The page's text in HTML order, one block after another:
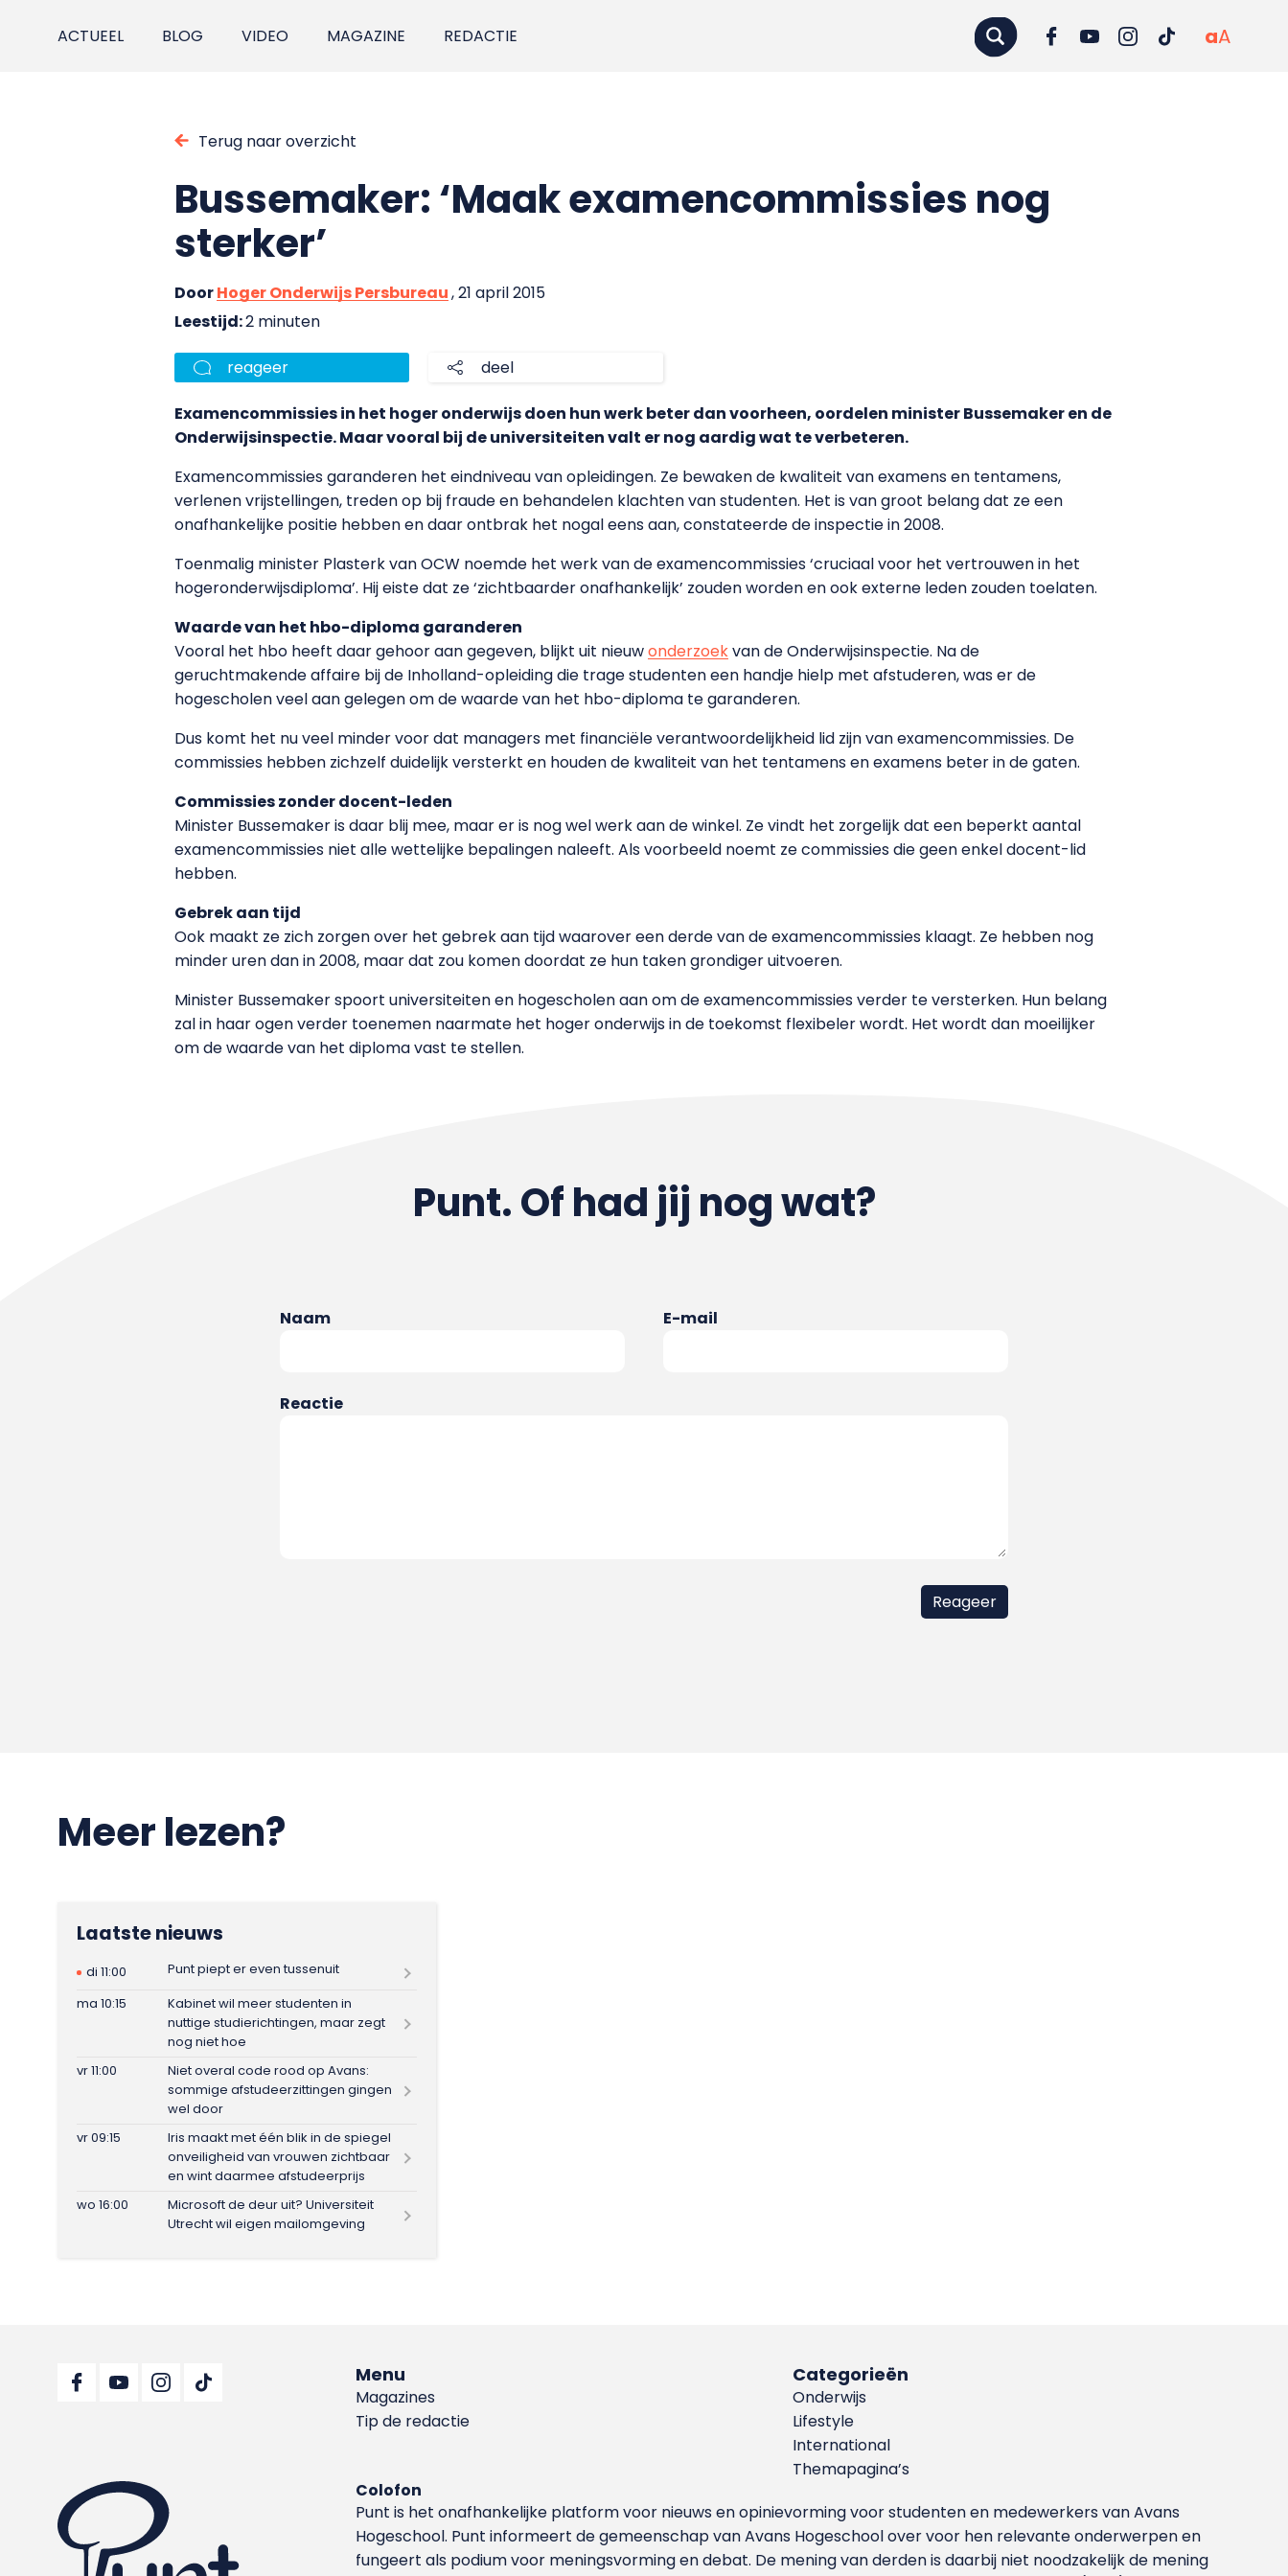
ACTUEEL BLOG VIDEO MAGAZINE REDACTIE aA
Terug naar overzicht
Bussemaker: ‘Maak examencommissies nog
sterker’
DoorHoger Onderwijs Persbureau, 21 april 2015
Leestijd:2 minuten
reageer deel
Examencommissies in het hoger onderwijs doen hun werk beter dan voorheen, oordelen minister Bussemaker en de
Onderwijsinspectie. Maar vooral bij de universiteiten valt er nog aardig wat te verbeteren.
Examencommissies garanderen het eindniveau van opleidingen. Ze bewaken de kwaliteit van examens en tentamens,
verlenen vrijstellingen, treden op bij fraude en behandelen klachten van studenten. Het is van groot belang dat ze een
onafhankelijke positie hebben en daar ontbrak het nogal eens aan, constateerde de inspectie in 2008.
Toenmalig minister Plasterk van OCW noemde het werk van de examencommissies ‘cruciaal voor het vertrouwen in het
hogeronderwijsdiploma’. Hij eiste dat ze ‘zichtbaarder onafhankelijk’ zouden worden en ook externe leden zouden toelaten.
Waarde van het hbo-diploma garanderen
Vooral het hbo heeft daar gehoor aan gegeven, blijkt uit nieuwonderzoekvan de Onderwijsinspectie. Na de
geruchtmakende affaire bij de Inholland-opleiding die trage studenten een handje hielp met afstuderen, was er de
hogescholen veel aan gelegen om de waarde van het hbo-diploma te garanderen.
Dus komt het nu veel minder voor dat managers met financiële verantwoordelijkheid lid zijn van examencommissies. De
commissies hebben zichzelf duidelijk versterkt en houden de kwaliteit van het tentamens en examens beter in de gaten.
Commissies zonder docent-leden
Minister Bussemaker is daar blij mee, maar er is nog wel werk aan de winkel. Ze vindt het zorgelijk dat een beperkt aantal
examencommissies niet alle wettelijke bepalingen naleeft. Als voorbeeld noemt ze commissies die geen enkel docent-lid
hebben.
Gebrek aan tijd
Ook maakt ze zich zorgen over het gebrek aan tijd waarover een derde van de examencommissies klaagt. Ze hebben nog
minder uren dan in 2008, maar dat zou komen doordat ze hun taken grondiger uitvoeren.
Minister Bussemaker spoort universiteiten en hogescholen aan om de examencommissies verder te versterken. Hun belang
zal in haar ogen verder toenemen naarmate het hoger onderwijs in de toekomst flexibeler wordt. Het wordt dan moeilijker
om de waarde van het diploma vast te stellen.
Punt. Of had jij nog wat?
Naam E-mail
Reactie
Meer lezen?
Laatste nieuws
di 11:00
Punt piept er even tussenuit
ma 10:15
Kabinet wil meer studenten in
nuttige studierichtingen, maar zegt
nog niet hoe
vr 11:00
Niet overal code rood op Avans:
sommige afstudeerzittingen gingen
wel door
vr 09:15
Iris maakt met één blik in de spiegel
onveiligheid van vrouwen zichtbaar
en wint daarmee afstudeerprijs
wo 16:00
Microsoft de deur uit? Universiteit
Utrecht wil eigen mailomgeving
Menu
Magazines
Tip de redactie
Categorieën
Onderwijs
Lifestyle
International
Themapagina’s
Colofon
Punt is het onafhankelijke platform voor nieuws en opinievorming voor studenten en medewerkers van Avans
Hoge­school. Punt informeert de gemeenschap van Avans Hogeschool over voor hen relevante onderwerpen en
fungeert als podium voor meningsvorming en debat. De mening van derden is daarbij niet noodzakelijk de mening